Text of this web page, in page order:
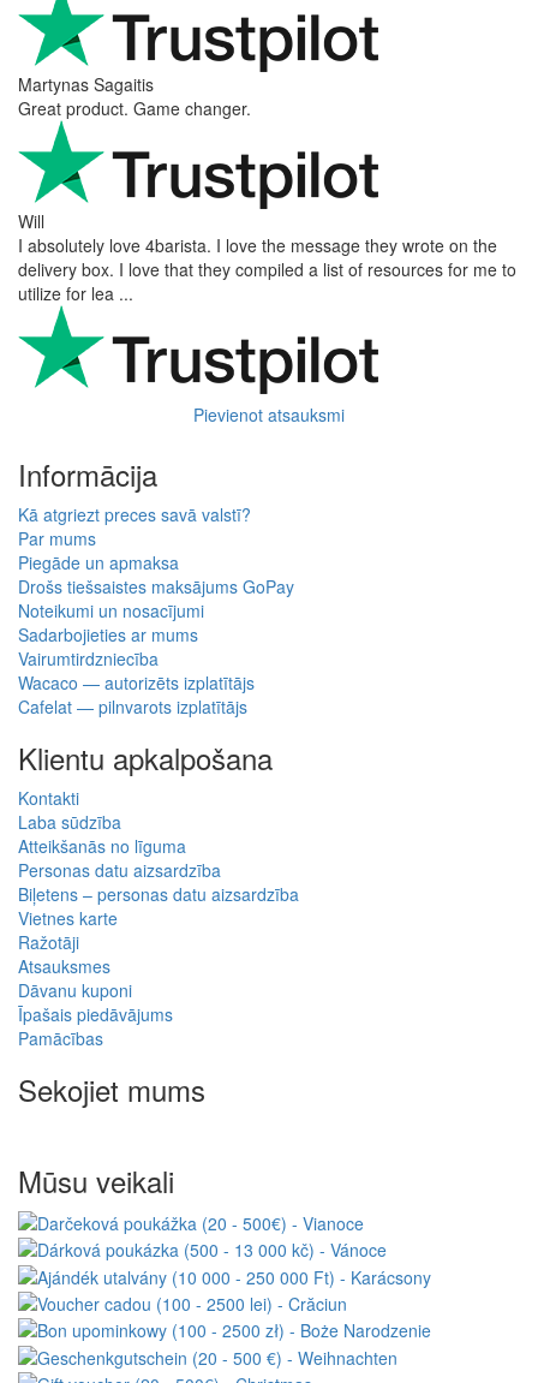
Martynas Sagaitis
Great product. Game changer.
Will
I absolutely love 4barista. I love the message they wrote on the
delivery box. I love that they compiled a list of resources for me to
utilize for lea ...
Pievienot atsauksmi
Informācija
Kā atgriezt preces savā valstī?
Par mums
Piegāde un apmaksa
Drošs tiešsaistes maksājums GoPay
Noteikumi un nosacījumi
Sadarbojieties ar mums
Vairumtirdzniecība
Wacaco — autorizēts izplatītājs
Cafelat — pilnvarots izplatītājs
Klientu apkalpošana
Kontakti
Laba sūdzība
Atteikšanās no līguma
Personas datu aizsardzība
Biļetens – personas datu aizsardzība
Vietnes karte
Ražotāji
Atsauksmes
Dāvanu kuponi
Īpašais piedāvājums
Pamācības
Sekojiet mums
Mūsu veikali